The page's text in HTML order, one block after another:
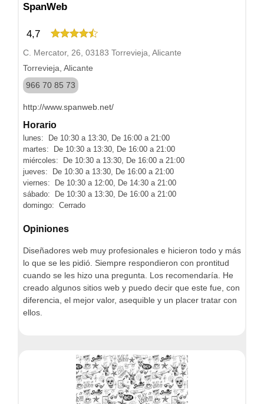
SpanWeb
4,7
C. Mercator, 26, 03183 Torrevieja, Alicante
Torrevieja, Alicante
966 70 85 73
http://www.spanweb.net/
Horario
lunes: De 10:30 a 13:30, De 16:00 a 21:00
martes: De 10:30 a 13:30, De 16:00 a 21:00
miércoles: De 10:30 a 13:30, De 16:00 a 21:00
jueves: De 10:30 a 13:30, De 16:00 a 21:00
viernes: De 10:30 a 12:00, De 14:30 a 21:00
sábado: De 10:30 a 13:30, De 16:00 a 21:00
domingo: Cerrado
Opiniones
Diseñadores web muy profesionales e hicieron todo y más
lo que se les pidió. Siempre respondieron con prontitud
cuando se les hizo una pregunta. Los recomendaría. He
creado algunos sitios web y puedo decir que este fue, con
diferencia, el mejor valor, asequible y un placer tratar con
ellos.